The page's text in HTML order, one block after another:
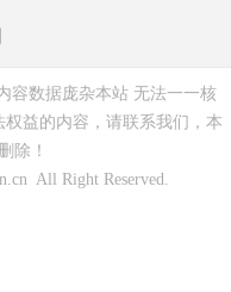
容数据庞杂本站 无法一一核
益的内容，请联系我们，本
除！
All Right Reserved.